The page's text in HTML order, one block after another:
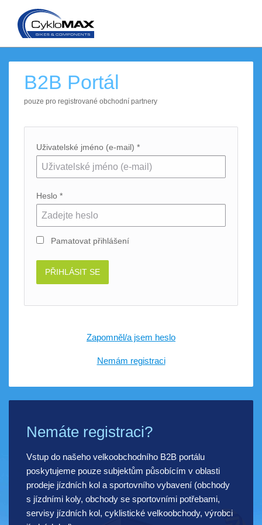
B2B Portál
pouze pro registrované obchodní partnery
Uživatelské jméno (e-mail) *
Heslo *
Pamatovat přihlášení
PŘIHLÁSIT SE
Zapomněl/a jsem heslo
Nemám registraci
Nemáte registraci?
Vstup do našeho velkoobchodního B2B portálu
poskytujeme pouze subjektům působícím v oblasti
prodeje jízdních kol a sportovního vybavení (obchody
s jízdními koly, obchody se sportovními potřebami,
servisy jízdních kol, cyklistické velkoobchody, výrobci